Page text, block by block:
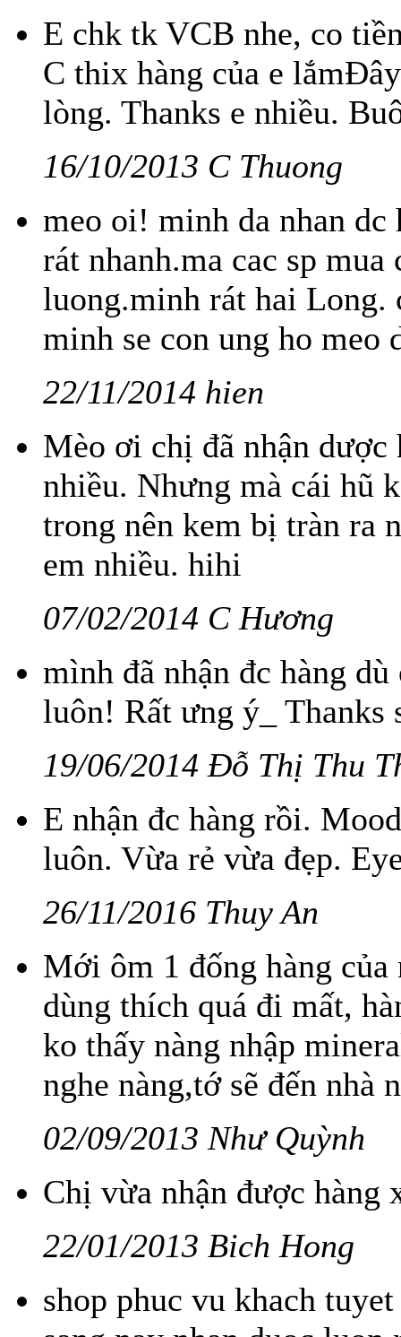
E chk tk VCB nhe, co
C thix hàng của e
lòng. Thanks e nhiều.
16/10/2013 C Thuong
meo oi! minh da nhan dc
rát nhanh.ma cac sp
luong.minh rát hai Long.
minh se con ung ho meo
22/11/2014 hien
Mèo ơi chị đã nhận dược
nhiều. Nhưng mà cái hũ
trong nên kem bị tràn ra
em nhiều. hihi
07/02/2014 C Hương
mình đã nhận đc hàng
luôn! Rất ưng ý_ Thanks
19/06/2014 Đỗ Thị Thu
E nhận đc hàng rồi.
luôn. Vừa rẻ vừa đẹp.
26/11/2016 Thuy An
Mới ôm 1 đống hàng
dùng thích quá đi mất,
ko thấy nàng nhập
nghe nàng,tớ sẽ đến nhà
02/09/2013 Như Quỳnh
Chị vừa nhận được hàng
22/01/2013 Bich Hong
shop phuc vu khach